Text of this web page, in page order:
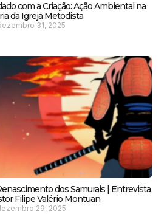
com a Criação: Ação Ambiental na
da Igreja Metodista
31, 2025
dos Samurais | Entrevista
Filipe Valério Montuan
29, 2025